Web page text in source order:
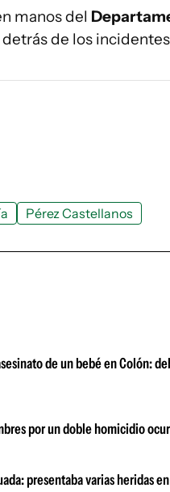
manos del
de los
Pérez Castellanos
de un bebé en Colón:
por un doble homicidio
presentaba varias heridas